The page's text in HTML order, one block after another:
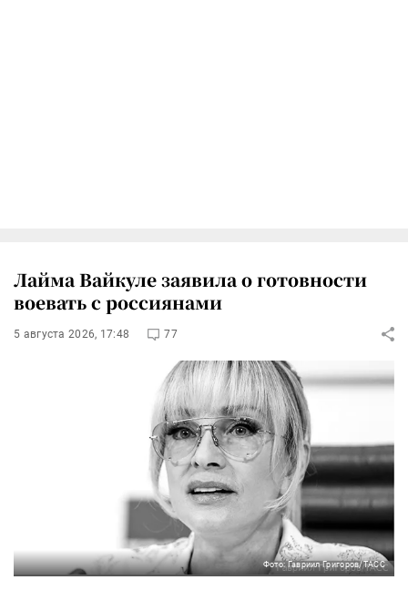
Лайма Вайкуле заявила о готовности
воевать с россиянами
5 августа 2026, 17:48 77
Фото: Гавриил Григоров/ТАСС